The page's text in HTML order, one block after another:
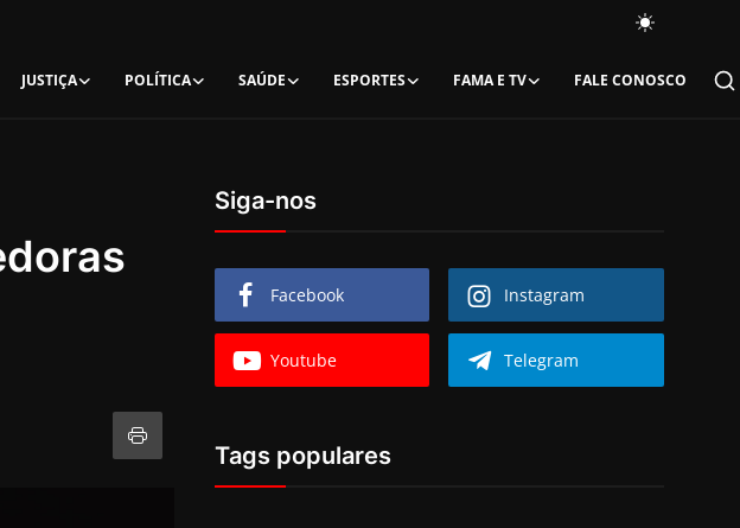
JUSTIÇA POLÍTICA SAÚDE ESPORTES FAMA E TV FALE CONOSCO
Siga-nos
Facebook Instagram
Youtube Telegram
Tags populares